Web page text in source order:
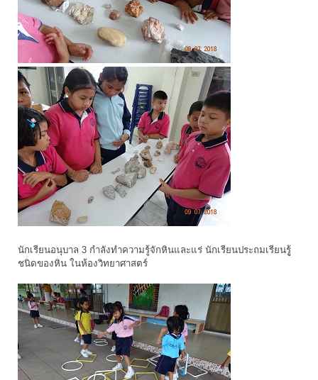
นักเรียนอนุบาล 3 กำลังทำความรู้จักหินและแร่ นักเรียนประถมเรียนรูู้
ชนิดของหิน ในห้องวิทยาศาสตร์